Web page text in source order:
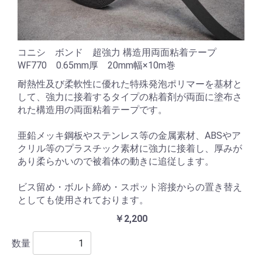
コニシ ボンド 超強力 構造用両面粘着テープ
WF770 0.65mm厚 20mm幅×10m巻
耐熱性及び柔軟性に優れた特殊発泡ポリマーを基材と
して、強力に接着するタイプの粘着剤が両面に塗布さ
れた構造用の両面粘着テープです。
亜鉛メッキ鋼板やステンレス等の金属素材、ABSやア
クリル等のプラスチック素材に強力に接着し、厚みが
あり柔らかいので被着体の動きに追従します。
ビス留め・ボルト締め・スポット溶接からの置き替え
としても使用されております。
￥2,200
数量